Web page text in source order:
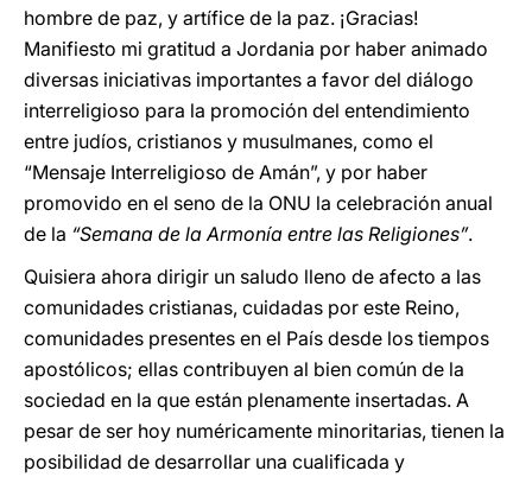
hombre de paz, y artífice de la paz. ¡Gracias!
Manifiesto mi gratitud a Jordania por haber animado
diversas iniciativas importantes a favor del diálogo
interreligioso para la promoción del entendimiento
entre judíos, cristianos y musulmanes, como el
“Mensaje Interreligioso de Amán”, y por haber
promovido en el seno de la ONU la celebración anual
de la “Semana de la Armonía entre las Religiones”.
Quisiera ahora dirigir un saludo lleno de afecto a las
comunidades cristianas, cuidadas por este Reino,
comunidades presentes en el País desde los tiempos
apostólicos; ellas contribuyen al bien común de la
sociedad en la que están plenamente insertadas. A
pesar de ser hoy numéricamente minoritarias, tienen la
posibilidad de desarrollar una cualificada y